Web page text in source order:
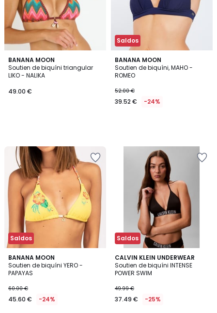
BANANA MOON
Soutien de biquíni triangular
LIKO - NALIKA
49.00 €
Saldos
BANANA MOON
Soutien de biquíni, MAHO -
ROMEO
52.00 €
39.52 € -24%
Saldos
BANANA MOON
Soutien de biquíni YERO -
PAPAYAS
60.00 €
45.60 € -24%
Saldos
CALVIN KLEIN UNDERWEAR
Soutien de biquíni INTENSE
POWER SWIM
49.99 €
37.49 € -25%